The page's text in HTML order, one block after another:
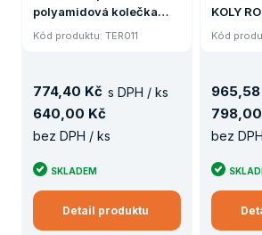
polyamidová kolečka
100 mm ROZM. 610 X 410
Kód produktu: TER011
774,40 Kč s DPH / ks
640 00 Kč
bez DPH / ks
SKLADEM
Detail produktu
KOLY
150 MM
Kód
965,
798
bez